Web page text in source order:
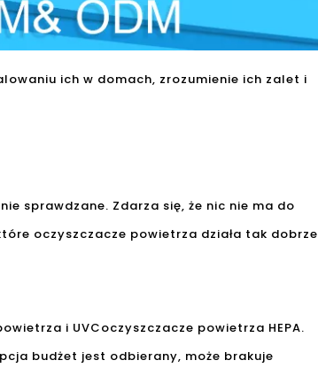
ich w domach, zrozumienie ich zalet i
sprawdzane. Zdarza się, że nic nie ma do
oczyszczacze powietrza działa tak dobrze
i UVCoczyszczacze powietrza HEPA.
budżet jest odbierany, może brakuje